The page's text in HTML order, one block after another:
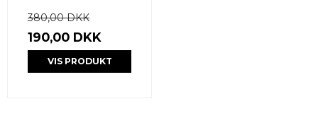
380,00 DKK
190,00 DKK
VIS PRODUKT